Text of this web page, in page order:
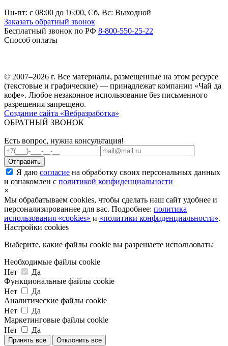
Пн-пт: c 08:00 до 16:00, Сб, Вс: Выходной
Заказать обратный звонок
Бесплатный звонок по РФ 8-800-550-25-22
Способ оплаты
© 2007–2026 г. Все материалы, размещенные на этом ресурсе
(текстовые и графические) — принадлежат компании «Чай да
кофе». Любое незаконное использование без письменного
разрешения запрещено.
Создание сайта «Вебразработка»
ОБРАТНЫЙ ЗВОНОК
Есть вопрос, нужна консультация!
Я даю согласие на обработку своих персональных данных
и ознакомлен с политикой конфиденциальности
×
Мы обрабатываем cookies, чтобы сделать наш сайт удобнее и
персонализированнее для вас. Подробнее: политика
использования «cookies» и «политики конфиденциальности».
Настройки cookies
Выберите, какие файлы cookie вы разрешаете использовать:
Необходимые файлы cookie
Нет
Да
Функциональные файлы cookie
Нет
Да
Аналитические файлы cookie
Нет
Да
Маркетинговые файлы cookie
Нет
Да
Принять все Отклонить все